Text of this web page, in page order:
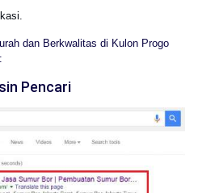
dan Berkwalitas di Kulon Progo
Pencari